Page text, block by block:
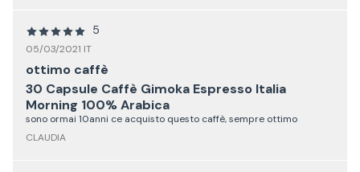
5
05/03/2021 IT
ottimo caffè
30 Capsule Caffè Gimoka Espresso Italia
Morning 100% Arabica
sono ormai 10anni ce acquisto questo caffè, sempre ottimo
CLAUDIA